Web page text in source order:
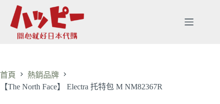
首頁
熱銷品牌
【The North Face】 Electra 托特包 M NM82367R